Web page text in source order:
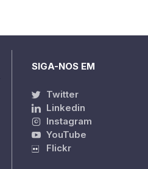
SIGA-NOS EM
Twitter
Linkedin
Instagram
YouTube
Flickr